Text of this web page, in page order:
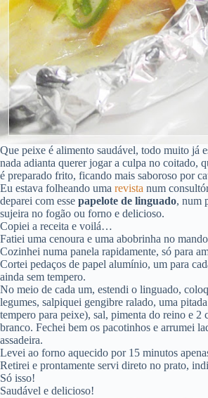
Que peixe é alimento saudável, todo muito já
nada adianta querer jogar a culpa no coitado,
é preparado frito, ficando mais saboroso por
Eu estava folheando uma revista num
deparei com esse papelote de linguado, num
sujeira no fogão ou forno e delicioso.
Copiei a receita e voilá…
Fatiei uma cenoura e uma abobrinha no
Cozinhei numa panela rapidamente, só para
Cortei pedaços de papel alumínio, um para
ainda sem tempero.
No meio de cada um, estendi o linguado,
legumes, salpiquei gengibre ralado, uma
tempero para peixe), sal, pimenta do reino e 2
branco. Fechei bem os pacotinhos e arrumei
assadeira.
Levei ao forno aquecido por 15 minutos
Retirei e prontamente servi direto no prato,
Só isso!
Saudável e delicioso!